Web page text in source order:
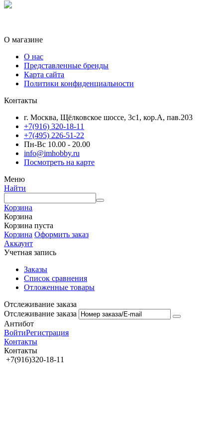
О магазине
О нас
Представленные бренды
Карта сайта
Политики конфиденциальности
Контакты
г. Москва, Щёлковское шоссе, 3с1, кор.А, пав.203
+7(916) 320-18-11
+7(495) 226-51-22
Пн-Вс 10.00 - 20.00
info@imhobby.ru
Посмотреть на карте
Меню
Найти
Корзина
Корзина
Корзина пуста
Корзина Оформить заказ
Аккаунт
Учетная запись
Заказы
Список сравнения
Отложенные товары
Отслеживание заказа
Отслеживание заказа
Антибот
ВойтиРегистрация
Контакты
Контакты
+7(916)320-18-11